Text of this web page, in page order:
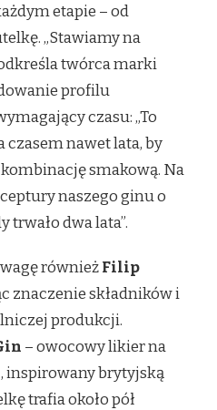
etapie – od
„Stawiamy na
twórca marki
profilu
czasu: „To
czasem nawet lata, by
smakową. Na
naszego ginu o
dwa lata”.
równieżFilip
znaczenie składników i
produkcji.
– owocowy likier na
, inspirowany brytyjską
trafia około pół